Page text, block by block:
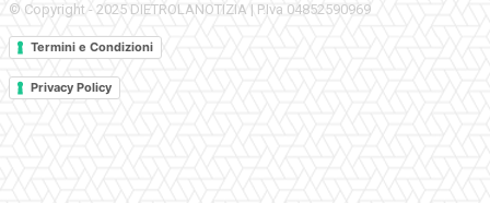
© Copyright - 2025 DIETROLANOTIZIA | P.Iva 04852590969
Termini e Condizioni
Privacy Policy